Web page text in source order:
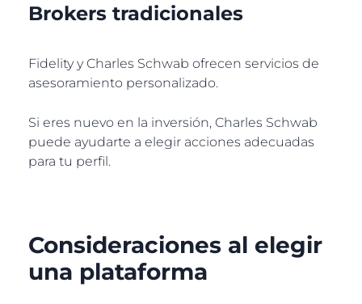
Brokers tradicionales
Fidelity y Charles Schwab ofrecen servicios de
asesoramiento personalizado.
Si eres nuevo en la inversión, Charles Schwab
puede ayudarte a elegir acciones adecuadas
para tu perfil.
Consideraciones al elegir
una plataforma